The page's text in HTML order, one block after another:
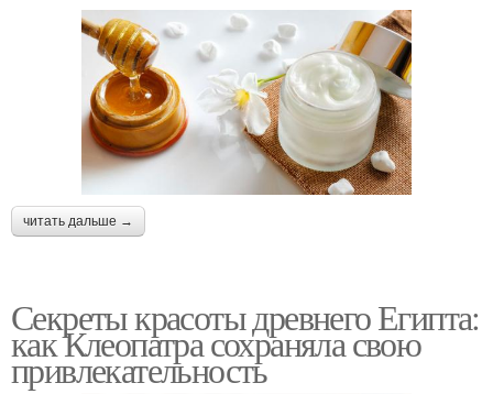
читать дальше →
Секреты красоты древнего Египта:
как Клеопатра сохраняла свою
привлекательность